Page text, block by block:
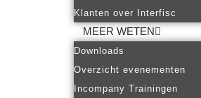
Klanten over Interfisc
MEER WETEN
Downloads
Overzicht evenementen
Incompany Trainingen